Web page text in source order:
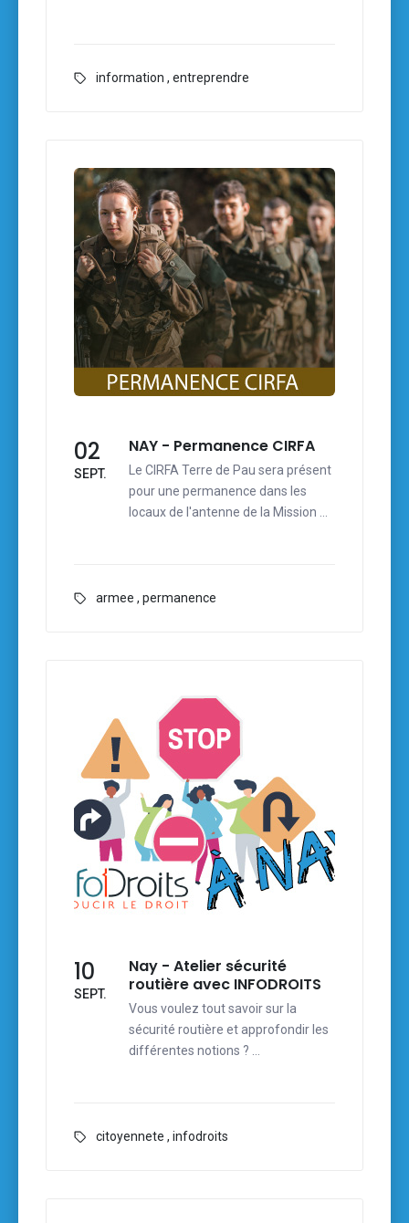
information , entreprendre
02
SEPT.
NAY - Permanence CIRFA
Le CIRFA Terre de Pau sera présent
pour une permanence dans les
locaux de l'antenne de la Mission …
armee , permanence
10
SEPT.
Nay - Atelier sécurité
routière avec INFODROITS
Vous voulez tout savoir sur la
sécurité routière et approfondir les
différentes notions ? …
citoyennete , infodroits